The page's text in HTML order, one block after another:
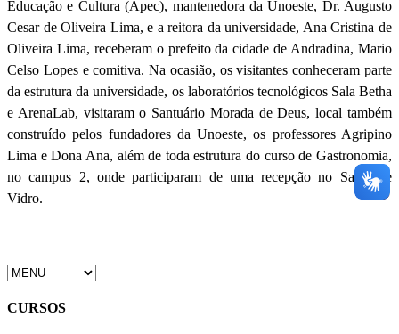
Educação e Cultura (Apec), mantenedora da Unoeste, Dr. Augusto
Cesar de Oliveira Lima, e a reitora da universidade, Ana Cristina de
Oliveira Lima, receberam o prefeito da cidade de Andradina, Mario
Celso Lopes e comitiva. Na ocasião, os visitantes conheceram parte
da estrutura da universidade, os laboratórios tecnológicos Sala Betha
e ArenaLab, visitaram o Santuário Morada de Deus, local também
construído pelos fundadores da Unoeste, os professores Agripino
Lima e Dona Ana, além de toda estrutura do curso de Gastronomia,
no campus 2, onde participaram de uma recepção no Salão de
Vidro.
CURSOS